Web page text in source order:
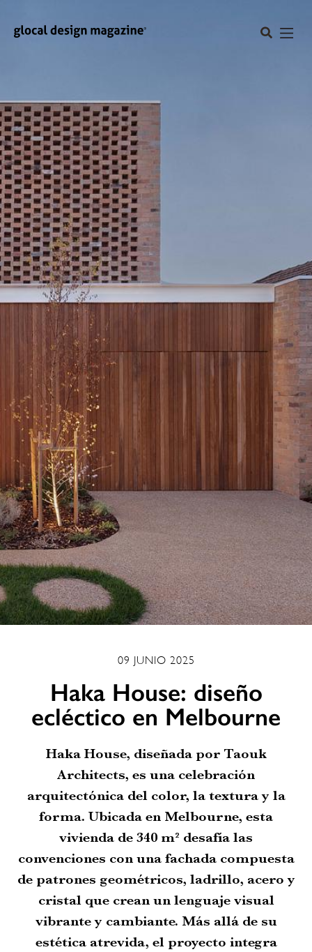
09 JUNIO 2025
Haka House: diseño
ecléctico en Melbourne
Haka House, diseñada por Taouk
Architects, es una celebración
arquitectónica del color, la textura y la
forma. Ubicada en Melbourne, esta
vivienda de 340 m² desafía las
convenciones con una fachada compuesta
de patrones geométricos, ladrillo, acero y
cristal que crean un lenguaje visual
vibrante y cambiante. Más allá de su
estética atrevida, el proyecto integra